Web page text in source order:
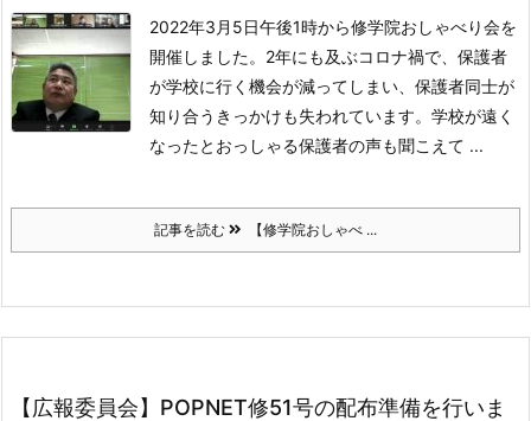
2022年3月5日午後1時から修学院おしゃべり会を
開催しました。 2年にも及ぶコロナ禍で、保護者
が学校に行く機会が減ってしまい、保護者同士が
知り合うきっかけも失われています。学校が遠く
なったとおっしゃる保護者の声も聞こえて ...
記事を読む 【修学院おしゃべ ...
【広報委員会】POPNET修51号の配布準備を行いま